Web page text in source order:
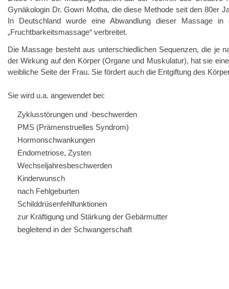
Gynäkologin Dr. Gowri Motha, die diese Methode seit den 80er
In Deutschland wurde eine Abwandlung dieser Massage
„Fruchtbarkeitsmassage“ verbreitet.
Die Massage besteht aus unterschiedlichen Sequenzen, die je
der Wirkung auf den Körper (Organe und Muskulatur), hat sie
weibliche Seite der Frau. Sie fördert auch die Entgiftung des
Sie wird u.a. angewendet bei:
Zyklusstörungen und -beschwerden
PMS (Prämenstruelles Syndrom)
Hormonschwankungen
Endometriose, Zysten
Wechseljahresbeschwerden
Kinderwunsch
nach Fehlgeburten
Schilddrüsenfehlfunktionen
zur Kräftigung und Stärkung der Gebärmutter
begleitend in der Schwangerschaft